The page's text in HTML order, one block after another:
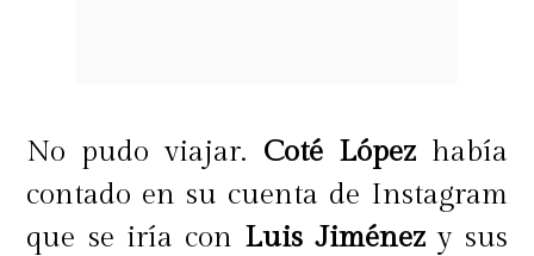
No pudo viajar. Coté Lópezhabía
contado en su cuenta de Instagram
que se iría con Luis Jiménez y sus